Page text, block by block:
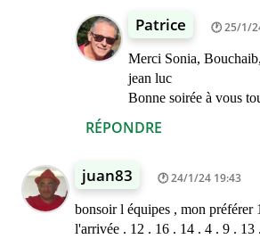
RÉPONDRE
Patrice 25/1/
Merci Sonia,
jean luc
Bonne soirée à vous
juan83 24/1/24 19:43
bonsoir l équipes , mon préférer
l'arrivée . 12 . 16 . 14 . 4 . 9 . 13